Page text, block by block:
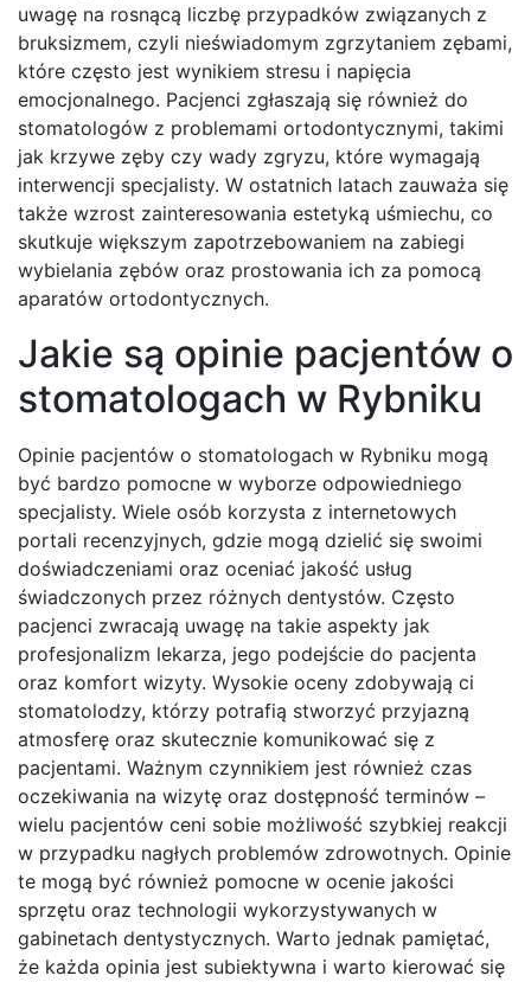
uwagę na rosnącą liczbę przypadków związanych z
bruksizmem, czyli nieświadomym zgrzytaniem zębami,
które często jest wynikiem stresu i napięcia
emocjonalnego. Pacjenci zgłaszają się również do
stomatologów z problemami ortodontycznymi, takimi
jak krzywe zęby czy wady zgryzu, które wymagają
interwencji specjalisty. W ostatnich latach zauważa się
także wzrost zainteresowania estetyką uśmiechu, co
skutkuje większym zapotrzebowaniem na zabiegi
wybielania zębów oraz prostowania ich za pomocą
aparatów ortodontycznych.
Jakie są opinie pacjentów o
stomatologach w Rybniku
Opinie pacjentów o stomatologach w Rybniku mogą
być bardzo pomocne w wyborze odpowiedniego
specjalisty. Wiele osób korzysta z internetowych
portali recenzyjnych, gdzie mogą dzielić się swoimi
doświadczeniami oraz oceniać jakość usług
świadczonych przez różnych dentystów. Często
pacjenci zwracają uwagę na takie aspekty jak
profesjonalizm lekarza, jego podejście do pacjenta
oraz komfort wizyty. Wysokie oceny zdobywają ci
stomatolodzy, którzy potrafią stworzyć przyjazną
atmosferę oraz skutecznie komunikować się z
pacjentami. Ważnym czynnikiem jest również czas
oczekiwania na wizytę oraz dostępność terminów –
wielu pacjentów ceni sobie możliwość szybkiej reakcji
w przypadku nagłych problemów zdrowotnych. Opinie
te mogą być również pomocne w ocenie jakości
sprzętu oraz technologii wykorzystywanych w
gabinetach dentystycznych. Warto jednak pamiętać,
że każda opinia jest subiektywna i warto kierować się